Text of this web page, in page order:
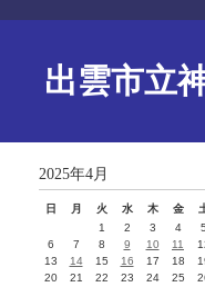
出雲市立
2025年4月
日 月 火 水 木 金
1
2 3 4
5
6
7 8 9 10 11
13
14 15 16 17 18
20
21 22 23 24 25